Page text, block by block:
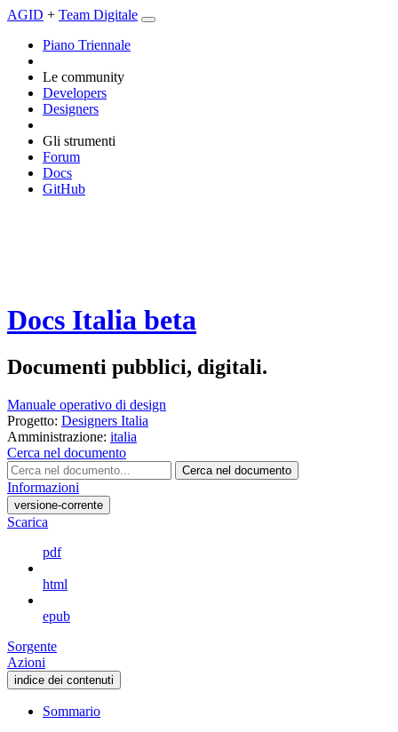
AGID + Team Digitale
Piano Triennale
Le community
Developers
Designers
Gli strumenti
Forum
Docs
GitHub
Docs Italia beta
Documenti pubblici, digitali.
Manuale operativo di design
Progetto: Designers Italia
Amministrazione: italia
Cerca nel documento
Cerca nel documento
Informazioni
versione-corrente
Scarica
pdf
html
epub
Sorgente
Azioni
indice dei contenuti
Sommario